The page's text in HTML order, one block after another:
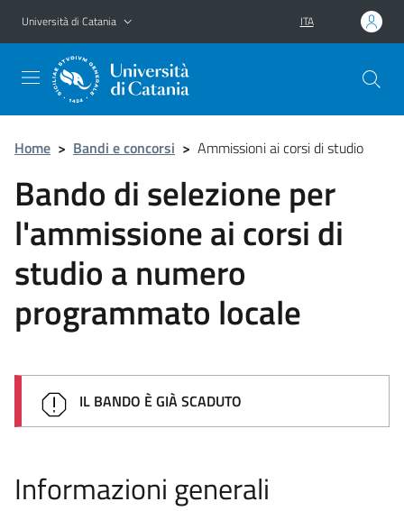
Vai al contenuto principale
Vai al menu di navigazione
Università di Catania ITA
Home > Bandi e concorsi > Ammissioni ai corsi di studio
Bando di selezione per
l'ammissione ai corsi di
studio a numero
programmato locale
IL BANDO È GIÀ SCADUTO
Informazioni generali